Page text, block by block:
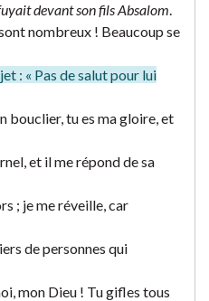
devant son fils Absalom
nombreux ! Beaucoup se
: « Pas de salut pour lui
bouclier, tu es ma gloire, et
et il me répond de sa
; je me réveille, car
de personnes qui
mon Dieu ! Tu gifles tous